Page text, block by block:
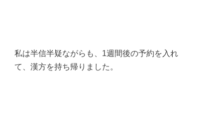
私は半信半疑ながらも、1週間後の予約を入れ
て、漢方を持ち帰りました。